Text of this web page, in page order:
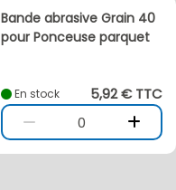
Bande abrasive Grain 40
pour Ponceuse parquet
En stock
5,92 € TTC
0